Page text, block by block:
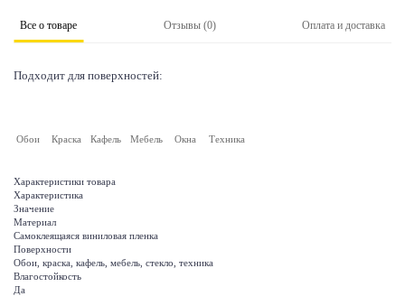
Все о товаре Отзывы (0) Оплата и доставка
Подходит для поверхностей:
Обои Краска Кафель Мебель Окна Техника
Характеристики товара
Характеристика
Значение
Материал
Самоклеящаяся виниловая пленка
Поверхности
Обои, краска, кафель, мебель, стекло, техника
Влагостойкость
Да